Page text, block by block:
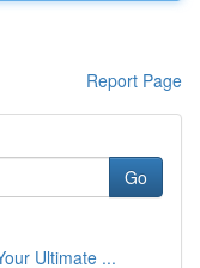
Report Page
Go
Ultimate ...